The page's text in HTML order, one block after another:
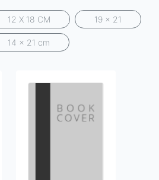
12 X 18 CM 19 x 21
14 x 21 cm